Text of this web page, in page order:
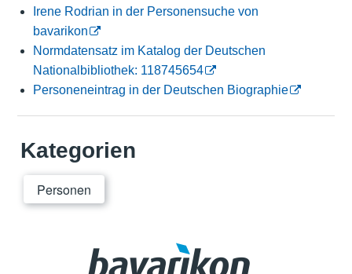
Irene Rodrian in der Personensuche von
bavarikon
Normdatensatz im Katalog der Deutschen
Nationalbibliothek: 118745654
Personeneintrag in der Deutschen Biographie
Kategorien
Personen